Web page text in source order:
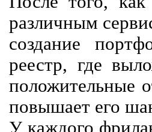
различным
создание
реестр, где
положительные
повышает его
У каждого